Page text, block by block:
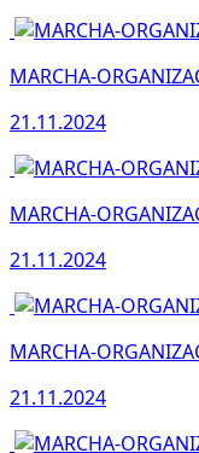
MARCHA-
21.11.2024
MARCHA-
21.11.2024
MARCHA-
21.11.2024